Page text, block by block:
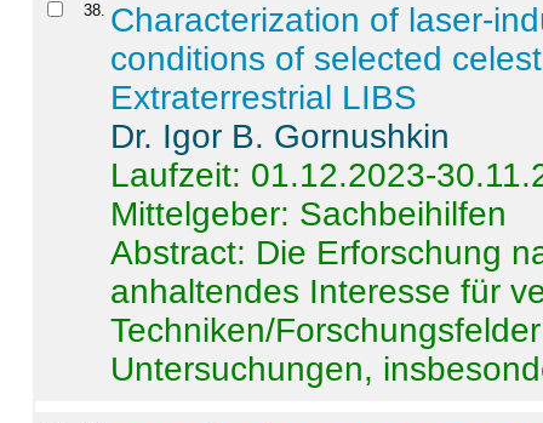
38. Characterization of laser-
conditions of selected
Extraterrestrial LIBS
Dr. Igor B. Gornushkin
Laufzeit: 01.12.2023-
Mittelgeber: Sachbeihilfen
Abstract: Die Erforschung
anhaltendes Interesse für
Techniken/
Untersuchungen,